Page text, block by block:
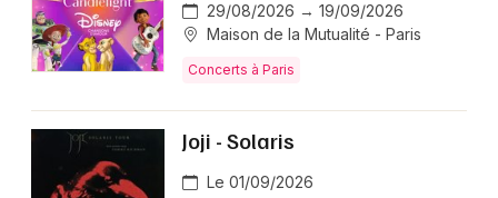
29/08/2026 → 19/09/2026
Maison de la Mutualité - Paris
Concerts à Paris
Joji - Solaris
Le 01/09/2026